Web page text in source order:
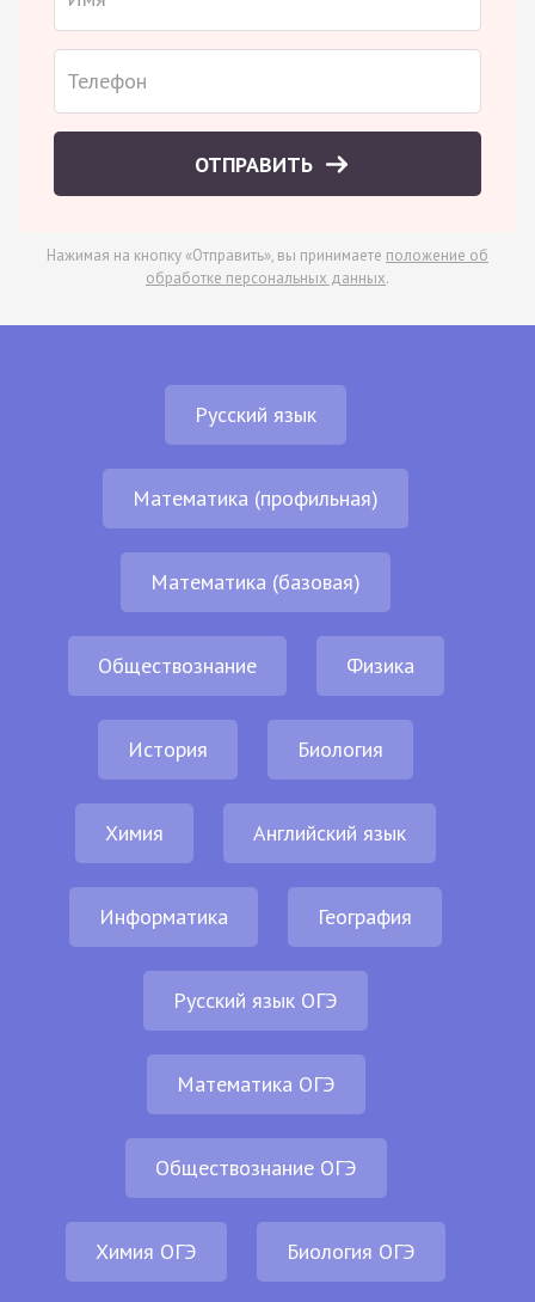
ОТПРАВИТЬ
Нажимая на кнопку «Отправить», вы принимаете положение об
обработке персональных данных.
Русский язык
Математика (профильная)
Математика (базовая)
Обществознание Физика
История Биология
Химия Английский язык
Информатика География
Русский язык ОГЭ
Математика ОГЭ
Обществознание ОГЭ
Химия ОГЭ Биология ОГЭ